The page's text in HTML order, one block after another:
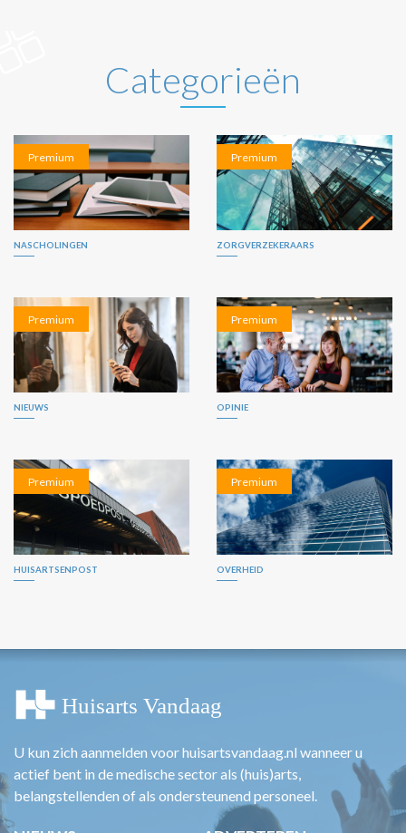
Categorieën
Premium
NASCHOLINGEN
Premium
ZORGVERZEKERAARS
Premium
NIEUWS
Premium
OPINIE
Premium
HUISARTSENPOST
Premium
OVERHEID
U kun zich aanmelden voor huisartsvandaag.nl wanneer u
actief bent in de medische sector als (huis)arts,
belangstellenden of als ondersteunend personeel.